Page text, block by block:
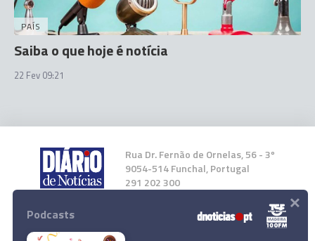
PAÍS
Saiba o que hoje é notícia
22 Fev 09:21
Rua Dr. Fernão de Ornelas, 56 - 3º
9054-514 Funchal, Portugal
291 202 300
Instale a nossa App
Podcasts ×